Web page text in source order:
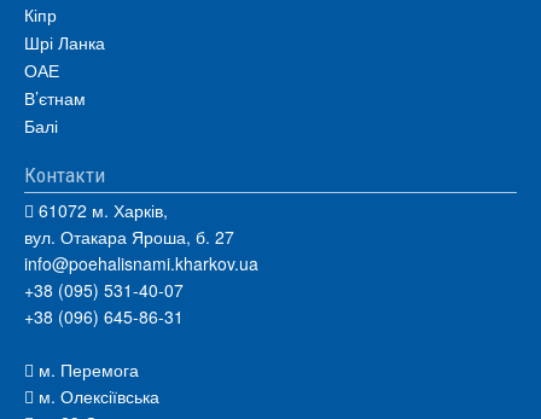
Кіпр
Шрі Ланка
ОАЕ
В’єтнам
Балі
Контакти
61072 м. Харків,
вул. Отакара Яроша, б. 27
info@poehalisnami.kharkov.ua
+38 (095) 531-40-07
+38 (096) 645-86-31
м. Перемога
м. Олексіївська